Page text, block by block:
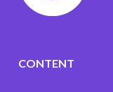
CONTENT